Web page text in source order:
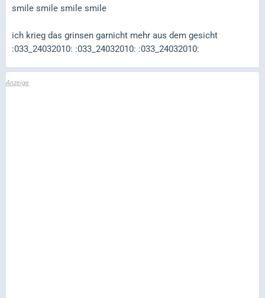
smile smile smile smile
ich krieg das grinsen garnicht mehr aus dem gesicht
:033_24032010: :033_24032010: :033_24032010: